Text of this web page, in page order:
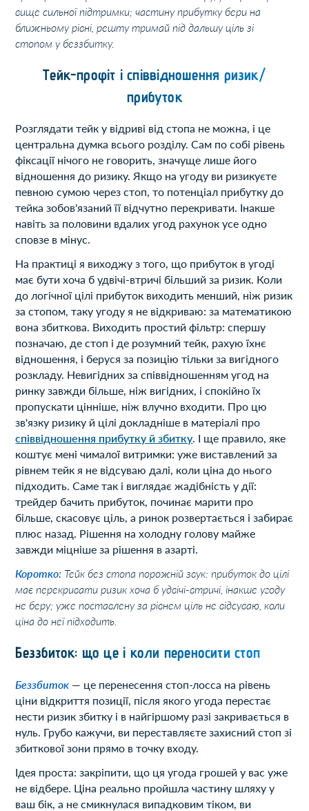
вище сильної підтримки; частину прибутку бери на
ближньому рівні, решту тримай під дальшу ціль зі
стопом у беззбитку.
Тейк-профіт і співвідношення ризик/
прибуток
Розглядати тейк у відриві від стопа не можна, і це
центральна думка всього розділу. Сам по собі рівень
фіксації нічого не говорить, значуще лише його
відношення до ризику. Якщо на угоду ви ризикуєте
певною сумою через стоп, то потенціал прибутку до
тейка зобов'язаний її відчутно перекривати. Інакше
навіть за половини вдалих угод рахунок усе одно
сповзе в мінус.
На практиці я виходжу з того, що прибуток в угоді
має бути хоча б удвічі-втричі більший за ризик. Коли
до логічної цілі прибуток виходить менший, ніж ризик
за стопом, таку угоду я не відкриваю: за математикою
вона збиткова. Виходить простий фільтр: спершу
позначаю, де стоп і де розумний тейк, рахую їхнє
відношення, і беруся за позицію тільки за вигідного
розкладу. Невигідних за співвідношенням угод на
ринку завжди більше, ніж вигідних, і спокійно їх
пропускати цінніше, ніж влучно входити. Про цю
зв'язку ризику й цілі докладніше в матеріалі про
співвідношення прибутку й збитку. І ще правило, яке
коштує мені чималої витримки: уже виставлений за
рівнем тейк я не відсуваю далі, коли ціна до нього
підходить. Саме так і виглядає жадібність у дії:
трейдер бачить прибуток, починає марити про
більше, скасовує ціль, а ринок розвертається і забирає
плюс назад. Рішення на холодну голову майже
завжди міцніше за рішення в азарті.
Коротко: Тейк без стопа порожній звук: прибуток до цілі
має перекривати ризик хоча б удвічі-втричі, інакше угоду
не беру; уже поставлену за рівнем ціль не відсуваю, коли
ціна до неї підходить.
Беззбиток: що це і коли переносити стоп
Беззбиток — це перенесення стоп-лосса на рівень
ціни відкриття позиції, після якого угода перестає
нести ризик збитку і в найгіршому разі закривається в
нуль. Грубо кажучи, ви переставляєте захисний стоп зі
збиткової зони прямо в точку входу.
Ідея проста: закріпити, що ця угода грошей у вас уже
не відбере. Ціна реально пройшла частину шляху у
ваш бік, а не смикнулася випадковим тіком, ви